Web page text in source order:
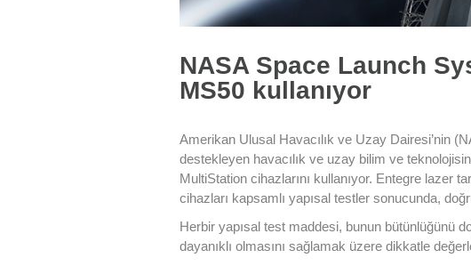
NASA Space Launch
MS50 kullanıyor
Amerikan Ulusal Havacılık ve Uzay Dairesi’nin
destekleyen havacılık ve uzay bilim ve
MultiStation cihazlarını kullanıyor. Entegre lazer
cihazları kapsamlı yapısal testler sonucunda,
Herbir yapısal test maddesi, bunun bütünlüğünü
dayanıklı olmasını sağlamak üzere dikkatle